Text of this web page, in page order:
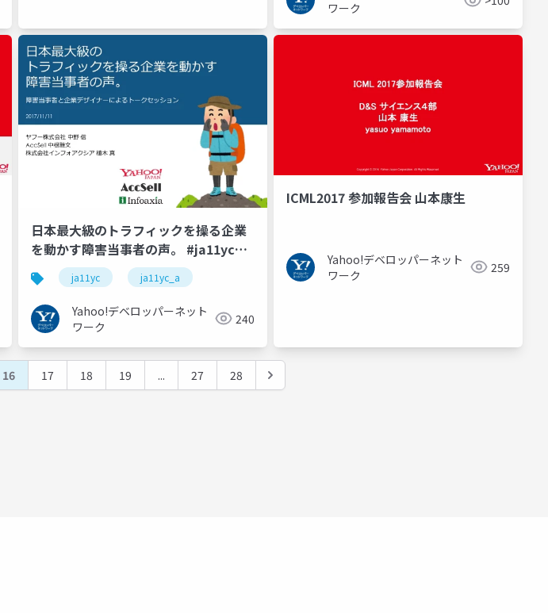
ワーク
日本最大級のトラフィックを操る企業
を動かす障害当事者の声。 #ja11yc
#ja11yc_a
ja11yc ja11yc_a
Yahoo!デベロッパーネット
ワーク
240
ICML2017 参加報告会 山本康生
Yahoo!デベロッパーネット
ワーク
259
16 17 18 19 ... 27 28